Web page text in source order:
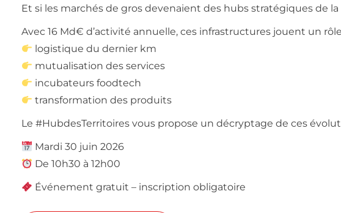
Et si les marchés de gros devenaient des hubs stratégiques de
Avec 16 Md€ d’activité annuelle, ces infrastructures jouent un
logistique du dernier km
mutualisation des services
incubateurs foodtech
transformation des produits
Le #HubdesTerritoires vous propose un décryptage de ces
Mardi 30 juin 2026
De 10h30 à 12h00
Événement gratuit – inscription obligatoire